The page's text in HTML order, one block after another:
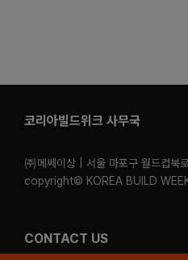
코리아빌드위크 사무국
㈜메쎄이상 | 서울 마포구 월드컵
copyright© KOREA BUILD
CONTACT US